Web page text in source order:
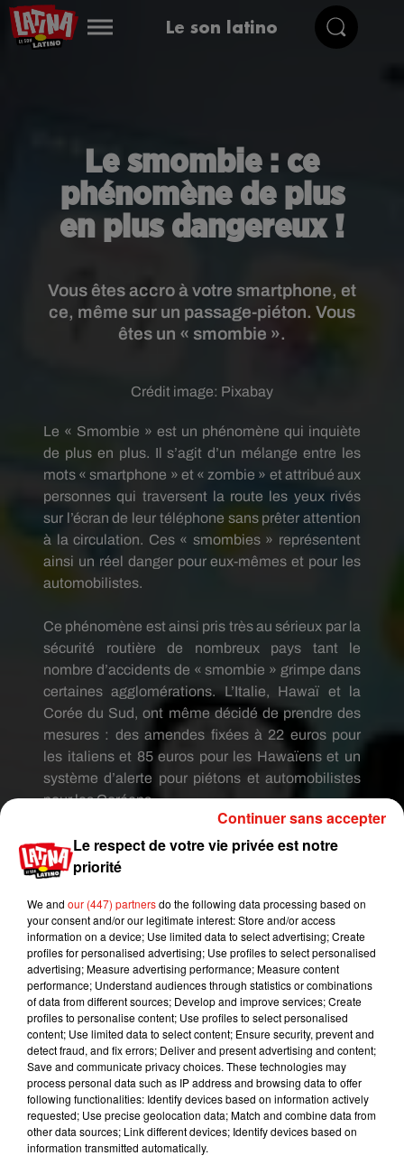
Le son latino
Le smombie : ce
phénomène de plus
en plus dangereux !
Publié : 2 avril 2019 à 15h00 par Aurélie Amcn
Vous êtes accro à votre smartphone, et
ce, même sur un passage-piéton. Vous
êtes un « smombie ».
Crédit image: Pixabay
Le « Smombie » est un phénomène qui inquiète
de plus en plus. Il s’agit d’un mélange entre les
mots « smartphone » et « zombie » et attribué aux
personnes qui traversent la route les yeux rivés
sur l’écran de leur téléphone sans prêter attention
à la circulation. Ces « smombies » représentent
ainsi un réel danger pour eux-mêmes et pour les
automobilistes.
Ce phénomène est ainsi pris très au sérieux par la
sécurité routière de nombreux pays tant le
nombre d’accidents de « smombie » grimpe dans
certaines agglomérations.
L’Italie, Hawaï et la
Corée du Sud, ont même décidé de prendre des
mesures : des amendes fixées à 22 euros pour
les italiens et 85 euros pour les Hawaïens et un
système d’alerte pour piétons et automobilistes
pour les Coréens.
Mundo Latino
Le respect de votre vie privée est notre
priorité
We and our (447) partnersdo the following data processing based on
your consent and/or our legitimate interest: Store and/or access
information on a device; Use limited data to select advertising; Create
profiles for personalised advertising; Use profiles to select personalised
advertising; Measure advertising performance; Measure content
performance; Understand audiences through statistics or combinations
of data from different sources; Develop and improve services; Create
profiles to personalise content; Use profiles to select personalised
content; Use limited data to select content; Ensure security, prevent and
detect fraud, and fix errors; Deliver and present advertising and content;
Save and communicate privacy choices. These technologies may
process personal data such as IP address and browsing data to offer
following functionalities: Identify devices based on information actively
requested; Use precise geolocation data; Match and combine data from
other data sources; Link different devices; Identify devices based on
information transmitted automatically.
Continuer sans accepter